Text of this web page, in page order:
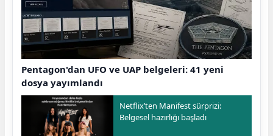
Pentagon'dan UFO ve UAP belgeleri: 41 yeni
dosya yayımlandı
Netflix’ten Manifest sürprizi:
Belgesel hazırlığı başladı